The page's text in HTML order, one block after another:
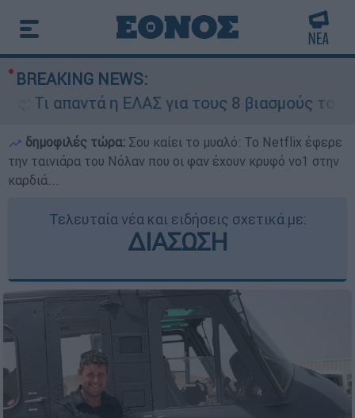
BREAKING NEWS:
ΕΛΑΣ για τους 8 βιασμούς τουριστριών -
δημοφιλές τώρα: Σου καίει το μυαλό: Το Netflix έφερε
την ταινιάρα του Νόλαν που οι φαν έχουν κρυφό νο1 στην
καρδιά...
Τελευταία νέα και ειδήσεις σχετικά με:
ΔΙΑΣΩΣΗ